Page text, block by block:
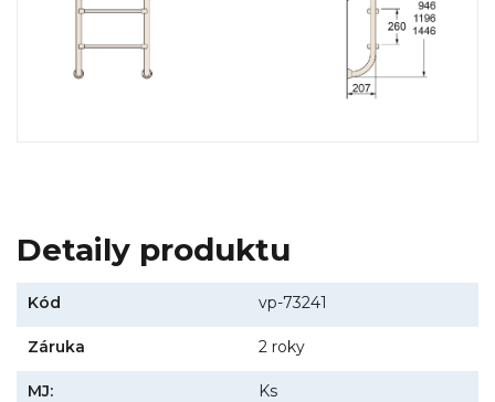
Detaily produktu
Kód vp-73241
Záruka 2 roky
MJ: Ks